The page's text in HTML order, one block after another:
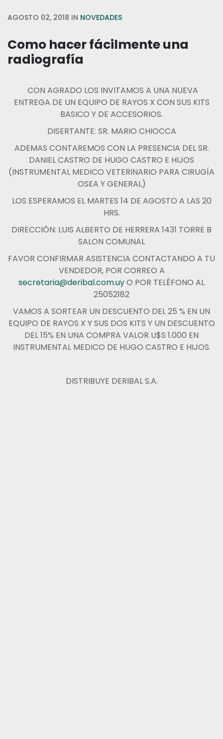
AGOSTO 02, 2018 IN NOVEDADES
Como hacer fácilmente una
radiografía
CON AGRADO LOS INVITAMOS A UNA NUEVA
ENTREGA DE UN EQUIPO DE RAYOS X CON SUS KITS
BASICO Y DE ACCESORIOS.
DISERTANTE: SR. MARIO CHIOCCA
ADEMAS CONTAREMOS CON LA PRESENCIA DEL SR.
DANIEL CASTRO DE HUGO CASTRO E HIJOS
(INSTRUMENTAL MEDICO VETERINARIO PARA CIRUGÍA
OSEA Y GENERAL)
LOS ESPERAMOS EL MARTES 14 DE AGOSTO A LAS 20
HRS.
DIRECCIÓN: LUIS ALBERTO DE HERRERA 1431 TORRE B
SALON COMUNAL
FAVOR CONFIRMAR ASISTENCIA CONTACTANDO A TU
VENDEDOR, POR CORREO A
secretaria@deribal.com.uyO POR TELÉFONO AL
25052182
VAMOS A SORTEAR UN DESCUENTO DEL 25 % EN UN
EQUIPO DE RAYOS X Y SUS DOS KITS Y UN DESCUENTO
DEL 15% EN UNA COMPRA VALOR U$S 1.000 EN
INSTRUMENTAL MEDICO DE HUGO CASTRO E HIJOS.
DISTRIBUYE DERIBAL S.A.